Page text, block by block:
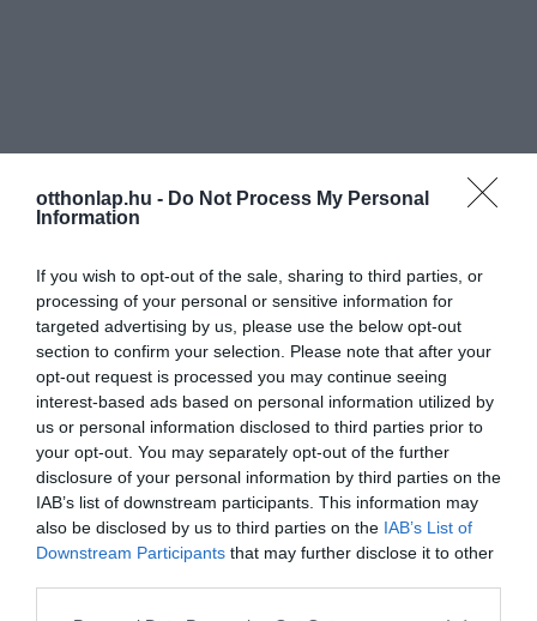
otthonlap.hu - Do Not Process My Personal
Information
If you wish to opt-out of the sale, sharing to third parties, or
processing of your personal or sensitive information for
targeted advertising by us, please use the below opt-out
section to confirm your selection. Please note that after your
opt-out request is processed you may continue seeing
interest-based ads based on personal information utilized by
us or personal information disclosed to third parties prior to
your opt-out. You may separately opt-out of the further
disclosure of your personal information by third parties on the
IAB’s list of downstream participants. This information may
also be disclosed by us to third parties on the IAB’s List of
Downstream Participants that may further disclose it to other